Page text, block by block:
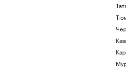
фундамент моста времен Римской
«Рубин» и «Нефтехимик» создадут